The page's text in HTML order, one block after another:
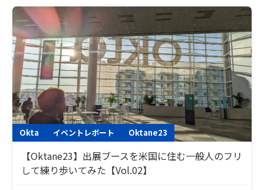
Okta イベントレポート Oktane23
【Oktane23】出展ブースを米国に住む一般人のフリ
して練り歩いてみた【Vol.02】